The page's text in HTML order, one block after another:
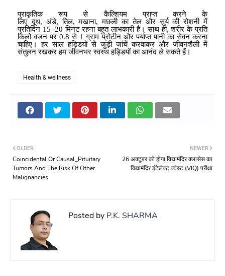
प्राकृतिक रूप से कैल्शियम प्राप्त करने के
लिए दूध, अंडे,तिल,मखाना,मछलीका तेल और सूर्य की रोशनी में
प्रतिदिन 15–20मिनट रहना बहुत लाभकारी है। साथ ही,शरीर के प्रति
किलो वजन पर 0.8से 1ग्राम प्रोटीन और पर्याप्त पानी का सेवन करना
चाहिए। हर साल हड्डियों से जुड़ी जांचें करवाकर और जीवनशैली में
संतुलन रखकर हम जीवनभर स्वस्थ हड्डियों का आनंद ले सकते हैं।
Health & wellness
NEWER
26 अक्टूबर को होगा विद्यामंदिर क्लासेस का
विद्यामंदिर इंटेलेक्ट क्वेस्ट (VIQ) परीक्षा
OLDER
Coincidental Or Causal_Pituitary
Tumors And The Risk Of Other
Malignancies
Posted by P.K. SHARMA